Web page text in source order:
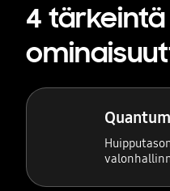
4 tärkeintä